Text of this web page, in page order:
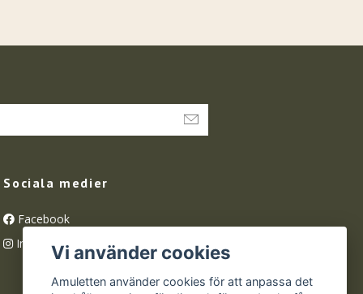
Sociala medier
Facebook
InstagramVi använder cookies
Amuletten använder cookies för att anpassa det